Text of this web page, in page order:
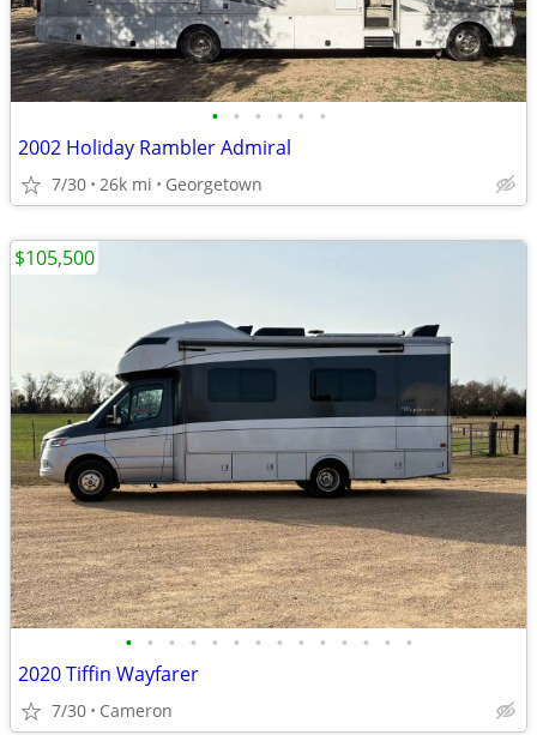
• • • • • •
2002 Holiday Rambler Admiral
7/30 26k mi Georgetown
• • • • • • • • • • • • • •
2020 Tiffin Wayfarer
7/30 Cameron
$105,500